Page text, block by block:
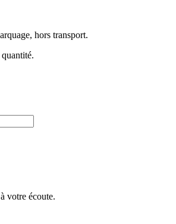
hors transport.
votre écoute.